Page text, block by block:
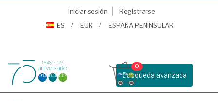
Iniciar sesión
Registrarse
ES
EUR ESPAÑA PENINSULAR
Busqueda avanzada
0